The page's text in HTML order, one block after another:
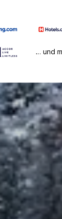
… und